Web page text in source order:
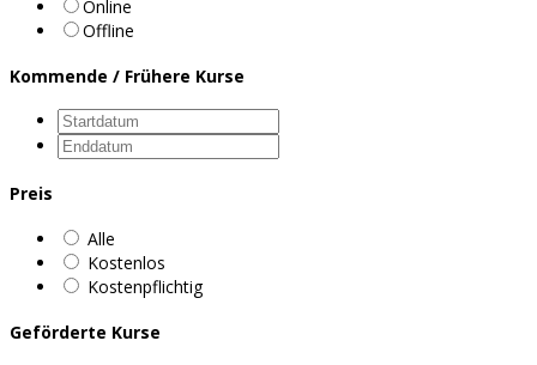
Online
Offline
Kommende / Frühere Kurse
Preis
Alle
Kostenlos
Kostenpflichtig
Geförderte Kurse